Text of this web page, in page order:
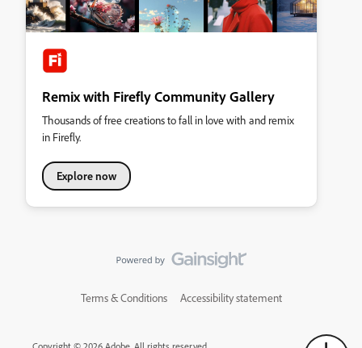
Remix with Firefly Community Gallery
Thousands of free creations to fall in love with and remix
in Firefly.
Explore now
Terms & Conditions Accessibility statement